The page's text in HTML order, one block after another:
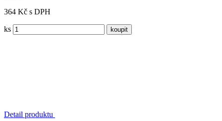
364 Kč s DPH
ks
Detail produktu